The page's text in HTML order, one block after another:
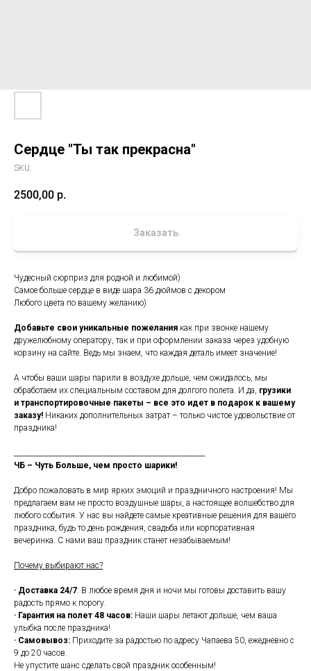
Сердце "Ты так прекрасна"
SKU:
2500,00 р.
Заказать
Чудесный сюрприз для родной и любимой)
Самое больше сердце в виде шара 36 дюймов с декором
Любого цвета по вашему желанию)
Добавьте свои уникальные пожелания как при звонке нашему
дружелюбному оператору, так и при оформлении заказа через удобную
корзину на сайте. Ведь мы знаем, что каждая деталь имеет значение!
А чтобы ваши шары парили в воздухе дольше, чем ожидалось, мы
обработаем их специальным составом для долгого полета. И да, грузики
и транспортировочные пакеты – все это идет в подарок к вашему
заказу! Никаких дополнительных затрат – только чистое удовольствие от
праздника!
ЧБ – Чуть Больше, чем просто шарики!
Добро пожаловать в мир ярких эмоций и праздничного настроения! Мы
предлагаем вам не просто воздушные шары, а настоящее волшебство для
любого события. У нас вы найдете самые креативные решения для вашего
праздника, будь то день рождения, свадьба или корпоративная
вечеринка. С нами ваш праздник станет незабываемым!
Почему выбирают нас?
- Доставка 24/7: В любое время дня и ночи мы готовы доставить вашу
радость прямо к порогу.
- Гарантия на полет 48 часов: Наши шары летают дольше, чем ваша
улыбка после праздника!
- Самовывоз: Приходите за радостью по адресу Чапаева 50, ежедневно с
9 до 20 часов.
Не упустите шанс сделать свой праздник особенным!